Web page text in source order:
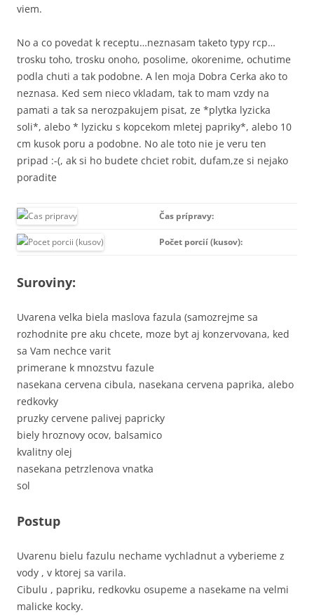
viem.
No a co povedat k receptu…neznasam taketo typy rcp…
trosku toho, trosku onoho, posolime, okorenime, ochutime
podla chuti a tak podobne. A len moja Dobra Cerka ako to
neznasa. Ked sem nieco vkladam, tak to mam vzdy na
pamati a tak sa nerozpakujem pisat, ze *plytka lyzicka
soli*, alebo * lyzicku s kopcekom mletej papriky*, alebo 10
cm kusok poru a podobne. No ale toto nie je veru ten
pripad :-(, ak si ho budete chciet robit, dufam,ze si nejako
poradite
Čas prípravy:
Počet porcií (kusov):
Suroviny:
Uvarena velka biela maslova fazula (samozrejme sa
rozhodnite pre aku chcete, moze byt aj konzervovana, ked
sa Vam nechce varit
primerane k mnozstvu fazule
nasekana cervena cibula, nasekana cervena paprika, alebo
redkovky
pruzky cervene palivej papricky
biely hroznovy ocov, balsamico
kvalitny olej
nasekana petrzlenova vnatka
sol
Postup
Uvarenu bielu fazulu nechame vychladnut a vyberieme z
vody , v ktorej sa varila.
Cibulu , papriku, redkovku osupeme a nasekame na velmi
malicke kocky.